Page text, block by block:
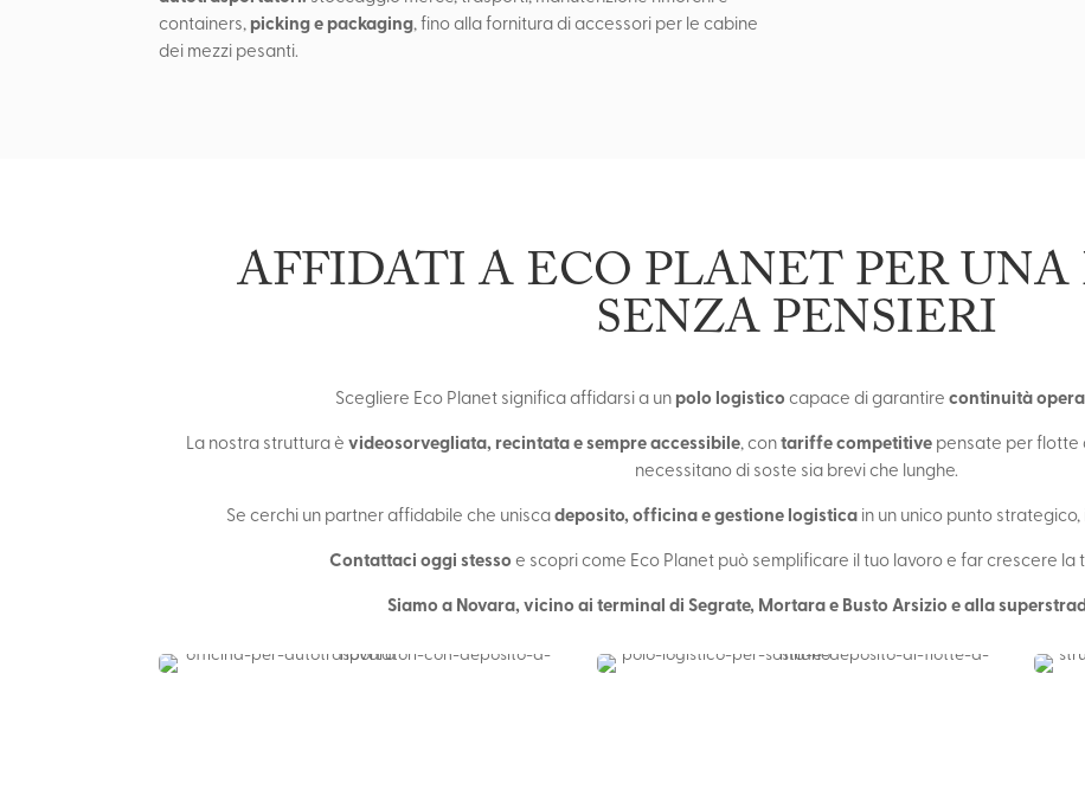
containers, picking e packaging, fino alla fornitura di accessori per le cabine
dei mezzi pesanti.
AFFIDATI A ECO PLANET PER
SENZA PENSIERI
Scegliere Eco Planet significa affidarsi a un polo logistico capace di garantire continuità
La nostra struttura è videosorvegliata, recintata e sempre accessibile, contariffe competitivepensate per flotte
necessitano di soste sia brevi che lunghe.
Se cerchi un partner affidabile che uniscadeposito, officina e gestione logisticain un unico punto
Contattaci oggi stesso e scopri come Eco Planet può semplificare il tuo lavoro e far crescere
Siamo a Novara, vicino ai terminal di Segrate, Mortara e Busto Arsizio e alla